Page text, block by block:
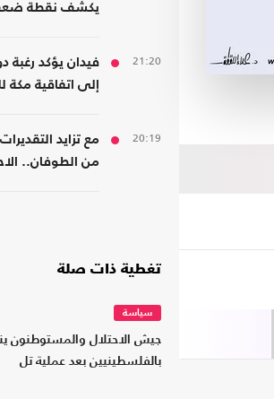
يكشف نقطة ضعف
21:20
فيدان يؤكد رغبة
إلى اتفاقية مكة
20:19
مع تزايد
من الطوفان..
تغطية ذات صلة
سياسة
جيش الاحتلال والمستوطنون
بالفلسطينيين بعد عملية تل